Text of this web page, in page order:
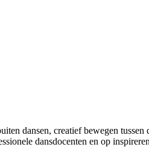
dansen, creatief bewegen tussen
dansdocenten en op